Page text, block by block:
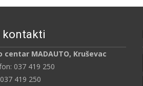
kontakti
centar MADAUTO, Kruševac
037 419 250
419 250